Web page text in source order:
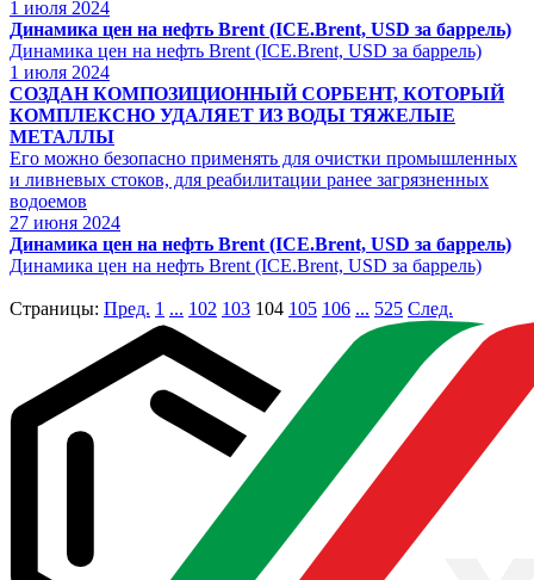
1 июля 2024
Динамика цен на нефть Brent (ICE.Brent, USD за баррель)
Динамика цен на нефть Brent (ICE.Brent, USD за баррель)
1 июля 2024
СОЗДАН КОМПОЗИЦИОННЫЙ СОРБЕНТ, КОТОРЫЙ
КОМПЛЕКСНО УДАЛЯЕТ ИЗ ВОДЫ ТЯЖЕЛЫЕ
МЕТАЛЛЫ
Его можно безопасно применять для очистки промышленных
и ливневых стоков, для реабилитации ранее загрязненных
водоемов
27 июня 2024
Динамика цен на нефть Brent (ICE.Brent, USD за баррель)
Динамика цен на нефть Brent (ICE.Brent, USD за баррель)
Страницы: Пред. 1 ... 102 103 104 105 106 ... 525 След.